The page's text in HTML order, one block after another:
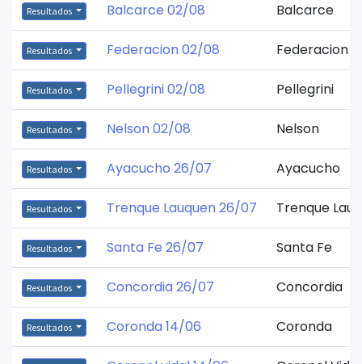
Resultados Balcarce 02/08 Balcarce
Resultados Federacion 02/08 Federacion
Resultados Pellegrini 02/08 Pellegrini
Resultados Nelson 02/08 Nelson
Resultados Ayacucho 26/07 Ayacucho
Resultados Trenque Lauquen 26/07 Trenque
Resultados Santa Fe 26/07 Santa Fe
Resultados Concordia 26/07 Concordia
Resultados Coronda 14/06 Coronda